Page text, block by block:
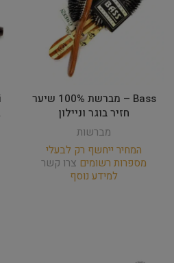
Bass – מברשת 100% שיער
חזיר בוגר וניילון
מברשות
המחיר ייחשף רק לבעלי
מספרות רשומים צרו קשר
למידע נוסף